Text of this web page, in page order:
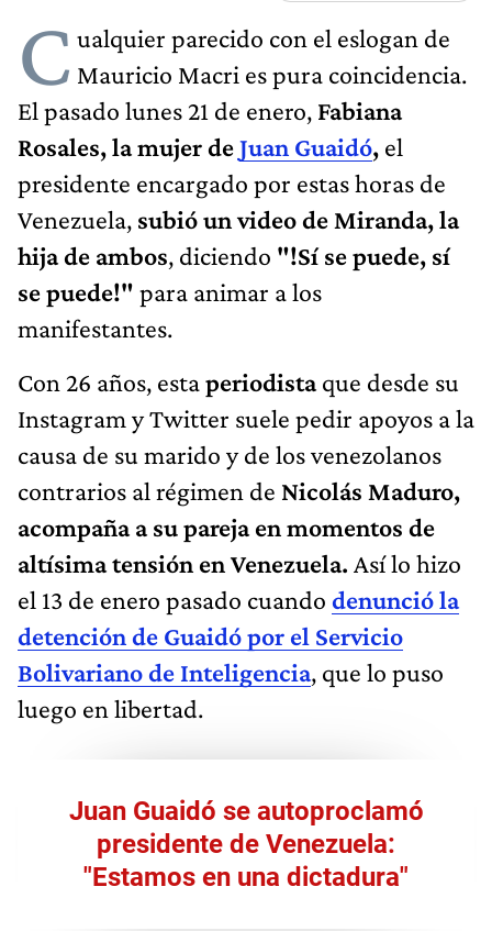
C ualquier parecido con el eslogan de
Mauricio Macri es pura coincidencia.
El pasado lunes 21 de enero, Fabiana
Rosales, la mujer deJuan Guaidó, el
presidente encargado por estas horas de
Venezuela, subió un video de Miranda, la
hija de ambos, diciendo "!Sí se puede, sí
se puede!" para animar a los
manifestantes.
Con 26 años, estaperiodistaque desde su
Instagram y Twitter suele pedir apoyos a la
causa de su marido y de los venezolanos
contrarios al régimen de Nicolás Maduro,
acompaña a su pareja en momentos de
altísima tensión en Venezuela. Así lo hizo
el 13 de enero pasado cuando denunció la
detención de Guaidó por el Servicio
Bolivariano de Inteligencia, que lo puso
luego en libertad.
Juan Guaidó se autoproclamó
presidente de Venezuela:
"Estamos en una dictadura"